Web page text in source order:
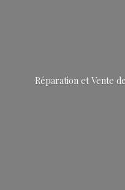
Réparation et Vente